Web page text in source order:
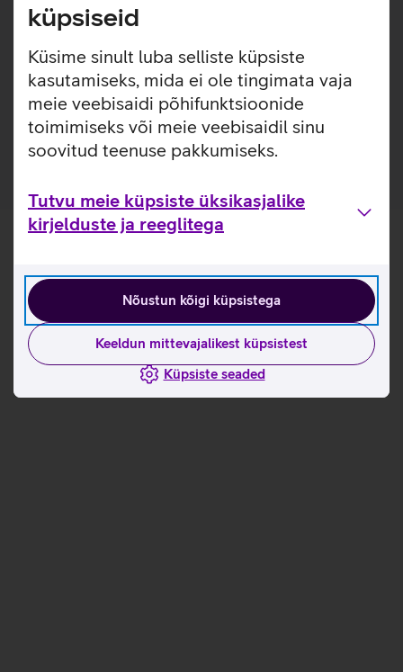
küpsiseid
Küsime sinult luba selliste küpsiste
kasutamiseks, mida ei ole tingimata vaja
meie veebisaidi põhifunktsioonide
toimimiseks või meie veebisaidil sinu
soovitud teenuse pakkumiseks.
Tutvu meie küpsiste üksikasjalike
kirjelduste ja reeglitega
Nõustun kõigi küpsistega
Keeldun mittevajalikest küpsistest
Küpsiste seaded
Samsungi kiirlaadimise adapter USB-C väljundiga. Adapter
laeb võimsusega kuni 45 W ning on varustatud Power
Delivery 3.0 tehnoloogiaga.
Toiteadapter minimeerib ooterežiimi võimsust 20 mW'lt
5 mW'le, suurendades energiasäästu kuni 75%.